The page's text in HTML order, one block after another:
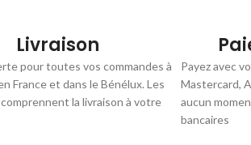
Livraison
pour toutes vos commandes à
France et dans le Bénélux. Les
la livraison à votre
Payez avec
Mastercard,
aucun
bancaires